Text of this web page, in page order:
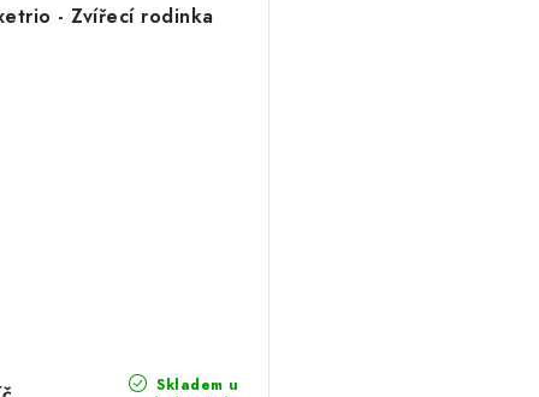
- Zvířecí rodinka
Skladem u